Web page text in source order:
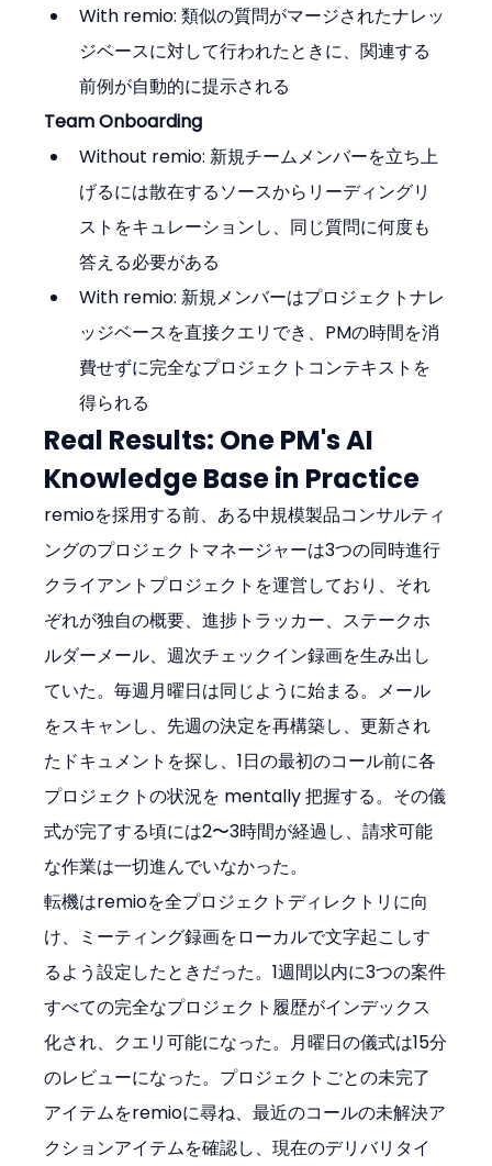
With remio: 類似の質問がマージされたナレッ
ジベースに対して行われたときに、関連する
前例が自動的に提示される
Team Onboarding
Without remio: 新規チームメンバーを立ち上
げるには散在するソースからリーディングリ
ストをキュレーションし、同じ質問に何度も
答える必要がある
With remio: 新規メンバーはプロジェクトナレ
ッジベースを直接クエリでき、PMの時間を消
費せずに完全なプロジェクトコンテキストを
得られる
Real Results: One PM's AI
Knowledge Base in Practice
remioを採用する前、ある中規模製品コンサルティ
ングのプロジェクトマネージャーは3つの同時進行
クライアントプロジェクトを運営しており、それ
ぞれが独自の概要、進捗トラッカー、ステークホ
ルダーメール、週次チェックイン録画を生み出し
ていた。毎週月曜日は同じように始まる。メール
をスキャンし、先週の決定を再構築し、更新され
たドキュメントを探し、1日の最初のコール前に各
プロジェクトの状況を mentally 把握する。その儀
式が完了する頃には2〜3時間が経過し、請求可能
な作業は一切進んでいなかった。
転機はremioを全プロジェクトディレクトリに向
け、ミーティング録画をローカルで文字起こしす
るよう設定したときだった。1週間以内に3つの案件
すべての完全なプロジェクト履歴がインデックス
化され、クエリ可能になった。月曜日の儀式は15分
のレビューになった。プロジェクトごとの未完了
アイテムをremioに尋ね、最近のコールの未解決ア
クションアイテムを確認し、現在のデリバリタイ